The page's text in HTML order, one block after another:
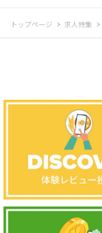
トップページ 求人特集